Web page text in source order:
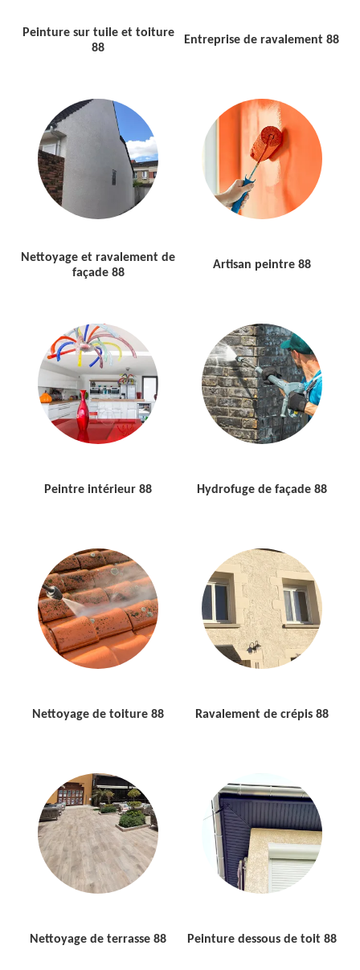
Peinture sur tuile et toiture
88
Entreprise de ravalement 88
Nettoyage et ravalement de
façade 88
Artisan peintre 88
Peintre intérieur 88 Hydrofuge de façade 88
Nettoyage de toiture 88 Ravalement de crépis 88
Nettoyage de terrasse 88 Peinture dessous de toit 88